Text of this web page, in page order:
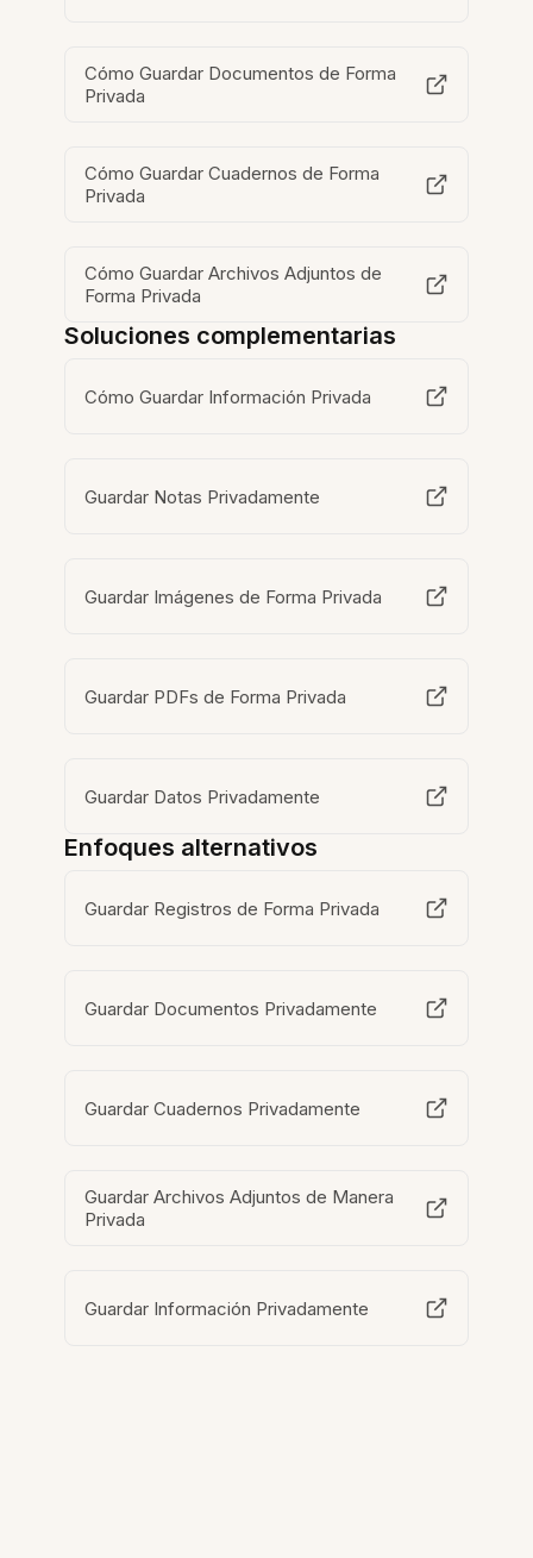
Cómo Guardar Documentos de Forma
Privada
Cómo Guardar Cuadernos de Forma
Privada
Cómo Guardar Archivos Adjuntos de
Forma Privada
Soluciones complementarias
Cómo Guardar Información Privada
Guardar Notas Privadamente
Guardar Imágenes de Forma Privada
Guardar PDFs de Forma Privada
Guardar Datos Privadamente
Enfoques alternativos
Guardar Registros de Forma Privada
Guardar Documentos Privadamente
Guardar Cuadernos Privadamente
Guardar Archivos Adjuntos de Manera
Privada
Guardar Información Privadamente